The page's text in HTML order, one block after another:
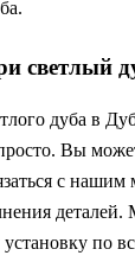
светлый
дуба в
Вы
с нашим
по